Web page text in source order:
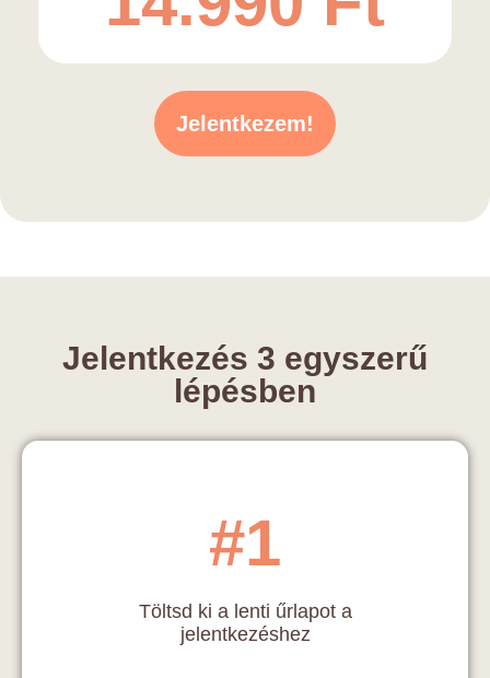
Jelentkezem!
Jelentkezés 3 egyszerű
lépésben
#1
Töltsd ki a lenti űrlapot a
jelentkezéshez